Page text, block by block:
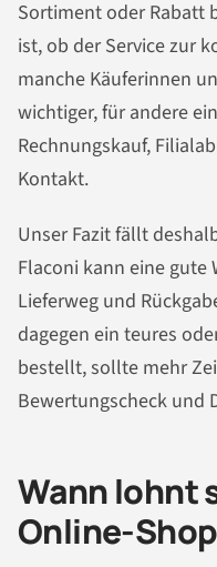
Sortiment oder Rabatt
ist, ob der Service zur
manche Käuferinnen
wichtiger, für andere
Rechnungskauf,
Kontakt.
Unser Fazit fällt
Flaconi kann eine gute
Lieferweg und
dagegen ein teures
bestellt, sollte mehr
Bewertungscheck und
Wann lohnt
Online-